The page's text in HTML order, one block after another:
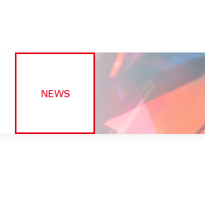
NEWS